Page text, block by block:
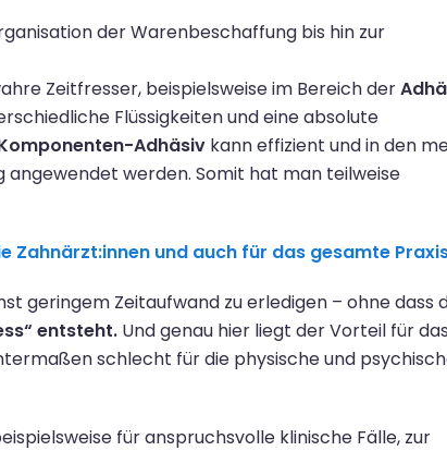
der Warenbeschaffung bis hin zur
Zeitfresser, beispielsweiseim Bereich der
Flüssigkeitenund eine absolute
Adhäsiv kann effizient und in den
angewendet werden. Somit hat man teilweise
Zahnärzt:innen und auch für das gesamte
geringem Zeitaufwand zu erledigen – ohnedass
“ entsteht. Und genau hier liegt der Vorteil für das
schlecht fürdie physische und
für anspruchsvolle klinische Fälle, zur